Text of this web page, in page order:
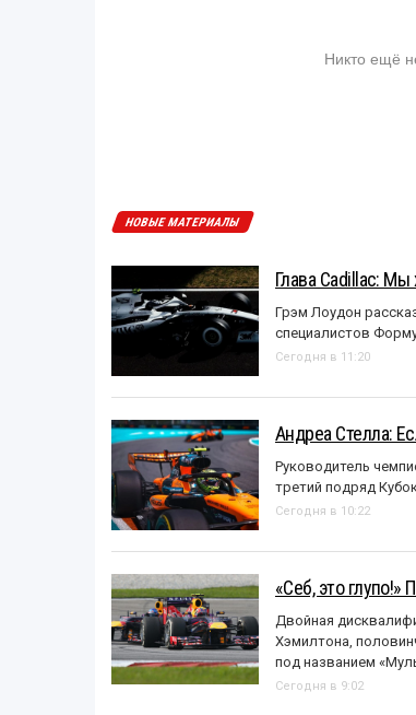
Никто ещё
НОВЫЕ МАТЕРИАЛЫ
Глава Cadillac:
Грэм Лоудон
специалистов
Сегодня в 11:20
Андреа Стелла:
Руководитель
третий подряд
Сегодня в 10:22
«Себ, это
Двойная
Хэмилтона,
под названием
Сегодня в 9:02